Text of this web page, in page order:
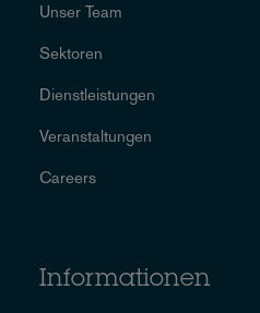
Unser Team
Sektoren
Dienstleistungen
Veranstaltungen
Careers
Informationen